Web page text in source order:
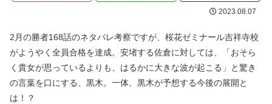
2023.08.07
2月の勝者168話のネタバレ考察ですが、桜花ゼミナール吉祥寺校
がようやく全員合格を達成。安堵する佐倉に対しては、「おそら
く貴女が思っているよりも、はるかに大きな波が起こる」と驚き
の言葉を口にする、黒木。一体、黒木が予想する今後の展開と
は！？